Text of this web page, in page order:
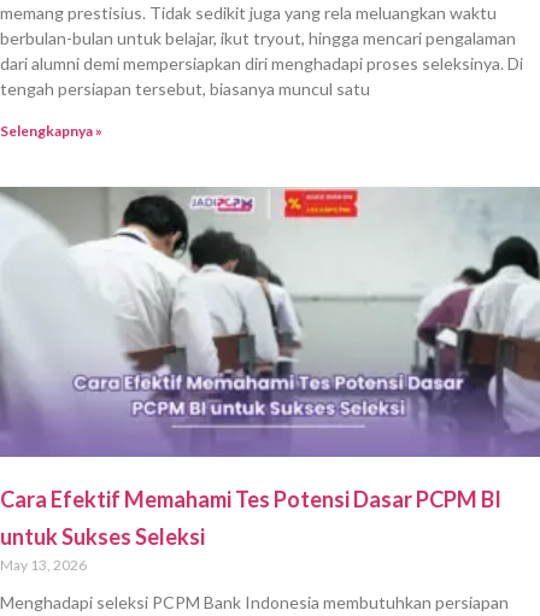
memang prestisius. Tidak sedikit juga yang rela meluangkan waktu
berbulan-bulan untuk belajar, ikut tryout, hingga mencari pengalaman
dari alumni demi mempersiapkan diri menghadapi proses seleksinya. Di
tengah persiapan tersebut, biasanya muncul satu
Selengkapnya »
Cara Efektif Memahami Tes Potensi Dasar PCPM BI
untuk Sukses Seleksi
May 13, 2026
Menghadapi seleksi PCPM Bank Indonesia membutuhkan persiapan